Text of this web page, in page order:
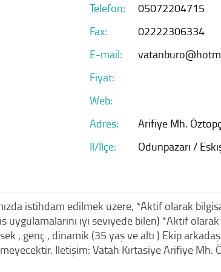
Telefon:
05072204715
Fax:
02222306334
E-mail:
Fiyat:
Web:
Adres:
Arifiye Mh.
İl/İlçe:
Odunpazarı /
istihdam edilmek üzere, *Aktif olarak
uygulamalarını iyi seviyede bilen) *Aktif
, genç , dinamik (35 yaş ve altı ) Ekip
İletişim: Vatah Kırtasiye Arifiye Mh.